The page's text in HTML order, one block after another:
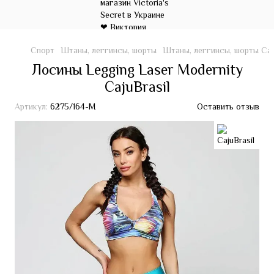
Спорт Штаны, леггинсы, шорты Штаны, леггинсы, шорты
Лосины Legging Laser Modernity
CajuBrasil
Артикул: 6275/164-M Оставить отзыв